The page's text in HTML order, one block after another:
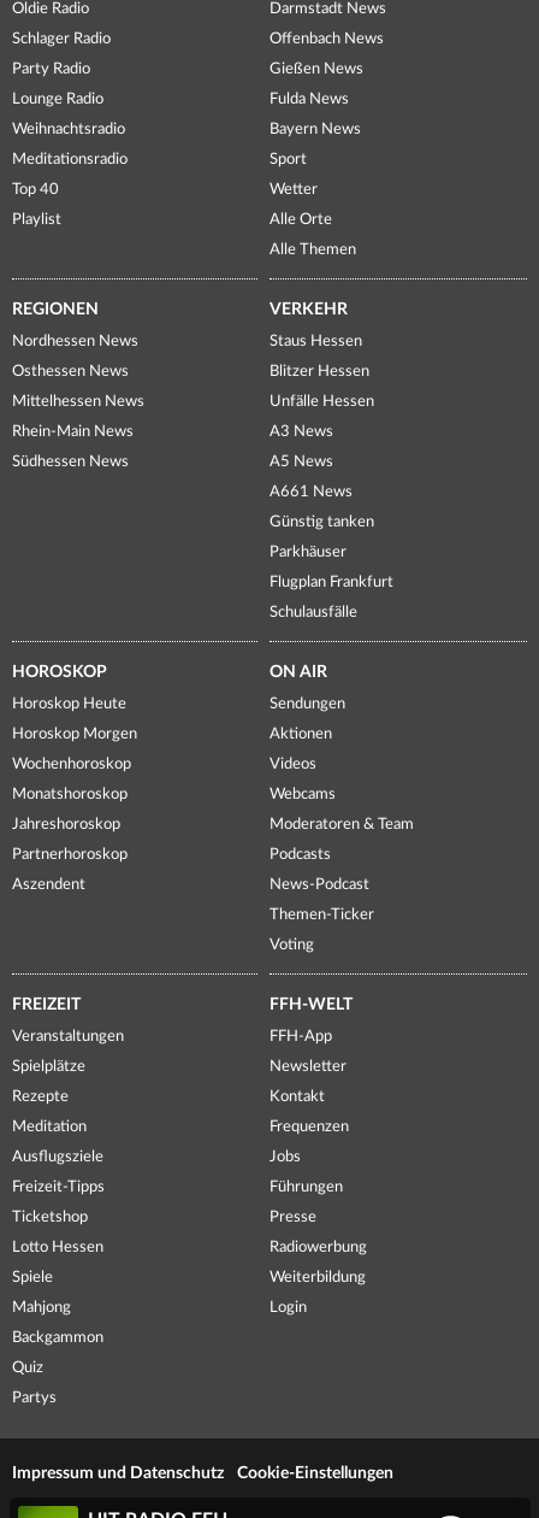
Oldie Radio
Schlager Radio
Party Radio
Lounge Radio
Weihnachtsradio
Meditationsradio
Top 40
Playlist
Darmstadt News
Offenbach News
Gießen News
Fulda News
Bayern News
Sport
Wetter
Alle Orte
Alle Themen
REGIONEN
Nordhessen News
Osthessen News
Mittelhessen News
Rhein-Main News
Südhessen News
VERKEHR
Staus Hessen
Blitzer Hessen
Unfälle Hessen
A3 News
A5 News
A661 News
Günstig tanken
Parkhäuser
Flugplan Frankfurt
Schulausfälle
HOROSKOP
Horoskop Heute
Horoskop Morgen
Wochenhoroskop
Monatshoroskop
Jahreshoroskop
Partnerhoroskop
Aszendent
ON AIR
Sendungen
Aktionen
Videos
Webcams
Moderatoren & Team
Podcasts
News-Podcast
Themen-Ticker
Voting
FREIZEIT
Veranstaltungen
Spielplätze
Rezepte
Meditation
Ausflugsziele
Freizeit-Tipps
Ticketshop
Lotto Hessen
Spiele
Mahjong
Backgammon
Quiz
Partys
FFH-WELT
FFH-App
Newsletter
Kontakt
Frequenzen
Jobs
Führungen
Presse
Radiowerbung
Weiterbildung
Login
Impressum und Datenschutz Cookie-Einstellungen